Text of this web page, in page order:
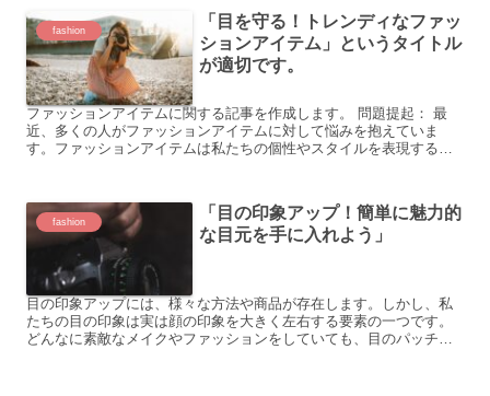
fashion
「目を守る！トレンディなファッ
ションアイテム」というタイトル
が適切です。
ファッションアイテムに関する記事を作成します。 問題提起： 最
近、多くの人がファッションアイテムに対して悩みを抱えていま
す。ファッションアイテムは私たちの個性やスタイルを表現する重
fashion
「目の印象アップ！簡単に魅力的
な目元を手に入れよう」
目の印象アップには、様々な方法や商品が存在します。しかし、私
たちの目の印象は実は顔の印象を大きく左右する要素の一つです。
どんなに素敵なメイクやファッションをしていても、目のパッチリ